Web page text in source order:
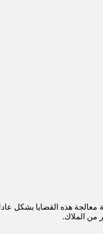
معالجة هذه القضايا بشكل
من الملاك.